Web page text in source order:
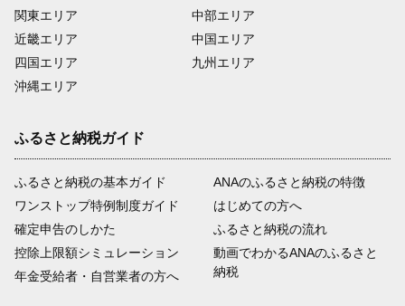
関東エリア
近畿エリア
四国エリア
沖縄エリア
中部エリア
中国エリア
九州エリア
ふるさと納税ガイド
ふるさと納税の基本ガイド
ワンストップ特例制度ガイド
確定申告のしかた
控除上限額シミュレーション
年金受給者・自営業者の方へ
ANAのふるさと納税の特徴
はじめての方へ
ふるさと納税の流れ
動画でわかるANAのふるさと
納税